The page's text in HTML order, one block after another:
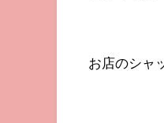
お店のシャ